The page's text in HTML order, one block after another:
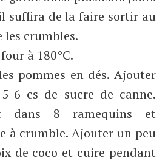
suffira de la faire sortir au
crumbles.
à 180°C.
pommes en dés. Ajouter
6 cs de sucre de canne.
dans 8 ramequins et
à crumble. Ajouter un peu
de coco et cuire pendant